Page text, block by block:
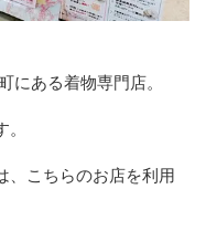
にある着物専門店。
、こちらのお店を利用